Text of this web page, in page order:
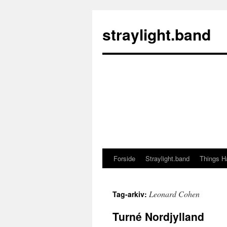
indhold
straylight.band
Forside Straylight.band Things
Tag-arkiv: Leonard Cohen
Turné Nordjylland